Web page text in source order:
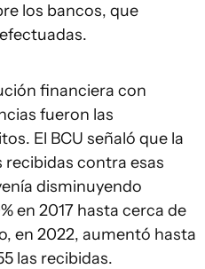
los bancos, que
financiera con
fueron las
El BCU señaló que la
contra esas
disminuyendo
en 2017 hasta cerca de
en 2022, aumentó hasta
las recibidas.